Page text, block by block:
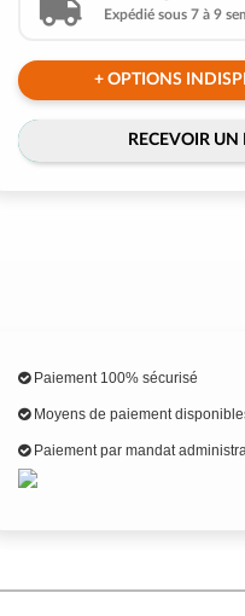
Expédié sous 7 à 9
+ OPTIONS
RECEVOIR UN
Paiement 100% sécurisé
Moyens de paiement
Paiement par mandat